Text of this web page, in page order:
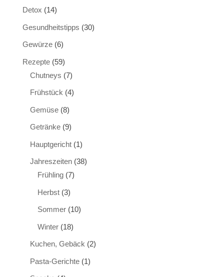
Detox (14)
Gesundheitstipps (30)
Gewürze(6)
Rezepte(59)
Chutneys (7)
Frühstück (4)
Gemüse(8)
Getränke(9)
Hauptgericht(1)
Jahreszeiten(38)
Frühling(7)
Herbst(3)
Sommer(10)
Winter(18)
Kuchen, Gebäck (2)
Pasta-Gerichte(1)